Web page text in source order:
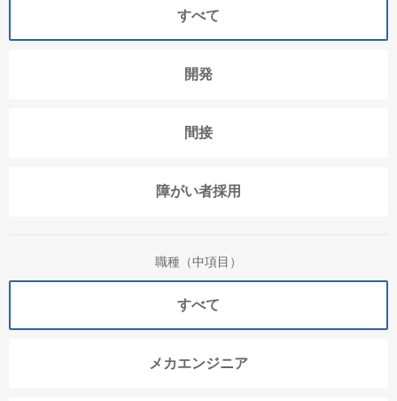
すべて
開発
間接
障がい者採用
職種（中項目）
すべて
メカエンジニア